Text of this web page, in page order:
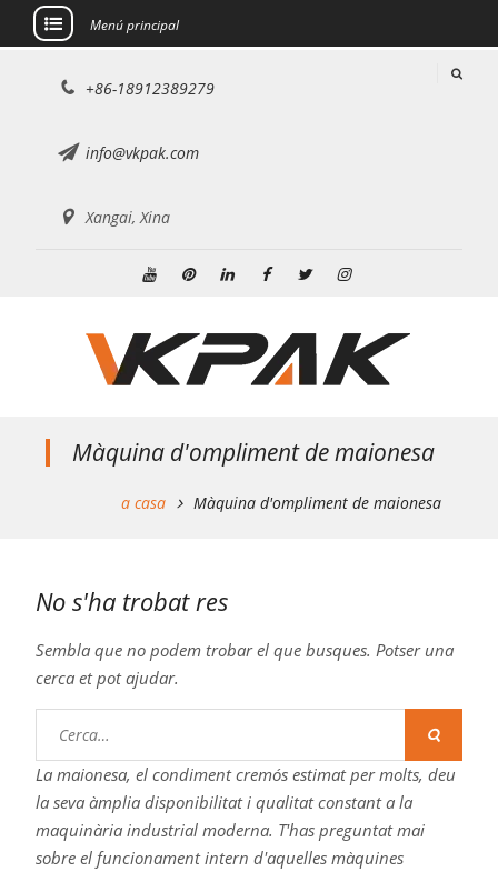
Menú principal
+86-18912389279
info@vkpak.com
Xangai, Xina
Màquina d'ompliment de maionesa
a casa Màquina d'ompliment de maionesa
No s'ha trobat res
Sembla que no podem trobar el que busques. Potser una
cerca et pot ajudar.
La maionesa, el condiment cremós estimat per molts, deu
la seva àmplia disponibilitat i qualitat constant a la
maquinària industrial moderna. T'has preguntat mai
sobre el funcionament intern d'aquelles màquines